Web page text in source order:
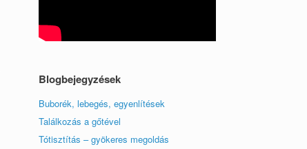
Blogbejegyzések
Buborék, lebegés, egyenlítések
Találkozás a gőtével
Tótisztítás – gyökeres megoldás